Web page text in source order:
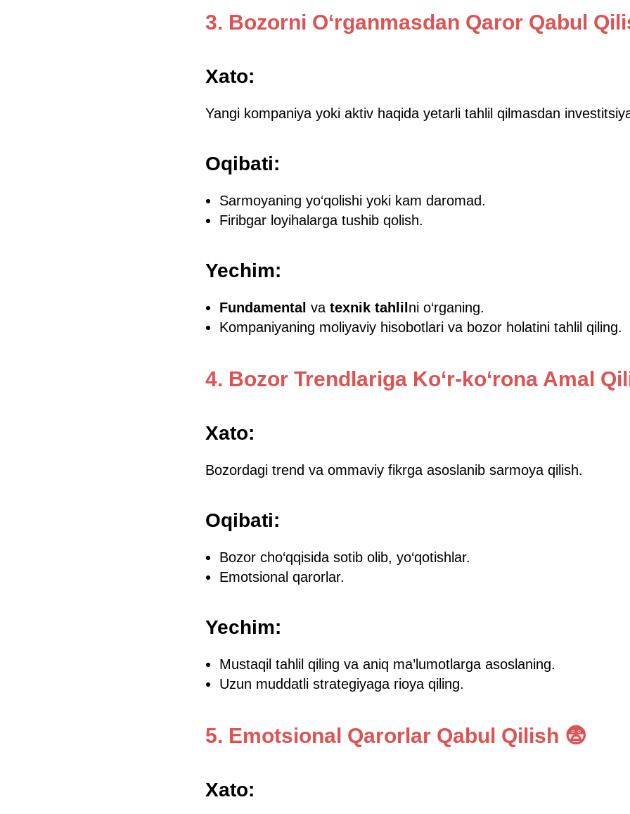
3. Bozorni O‘rganmasdan Qaror Qabul
Xato:
Yangi kompaniya yoki aktiv haqida yetarli tahlil qilmasdan
Oqibati:
Sarmoyaning yo‘qolishi yoki kam daromad.
Firibgar loyihalarga tushib qolish.
Yechim:
Fundamental va texnik tahlil ni o‘rganing.
Kompaniyaning moliyaviy hisobotlari va bozor holatini tahlil qiling.
4. Bozor Trendlariga Ko‘r-ko‘rona Amal
Xato:
Bozordagi trend va ommaviy fikrga asoslanib sarmoya qilish.
Oqibati:
Bozor cho‘qqisida sotib olib, yo‘qotishlar.
Emotsional qarorlar.
Yechim:
Mustaqil tahlil qiling va aniq ma’lumotlarga asoslaning.
Uzun muddatli strategiyaga rioya qiling.
5. Emotsional Qarorlar Qabul Qilish 😨
Xato: